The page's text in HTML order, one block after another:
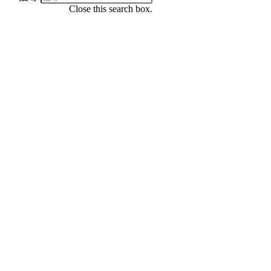
Close this search box.